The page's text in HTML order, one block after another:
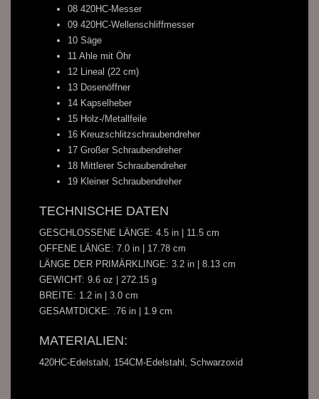
08 420HC-Messer
09 420HC-Wellenschliffmesser
10 Säge
11 Ahle mit Öhr
12 Lineal (22 cm)
13 Dosenöffner
14 Kapselheber
15 Holz-/Metallfeile
16 Kreuzschlitzschraubendreher
17 Großer Schraubendreher
18 Mittlerer Schraubendreher
19 Kleiner Schraubendreher
TECHNISCHE DATEN
GESCHLOSSENE LÄNGE: 4.5 in | 11.5 cm
OFFENE LÄNGE: 7.0 in | 17.78 cm
LÄNGE DER PRIMÄRKLINGE: 3.2 in | 8.13 cm
GEWICHT: 9.6 oz | 272.15 g
BREITE: 1.2 in | 3.0 cm
GESAMTDICKE: .76 in | 1.9 cm
MATERIALIEN:
420HC-Edelstahl, 154CM-Edelstahl, Schwarzoxid